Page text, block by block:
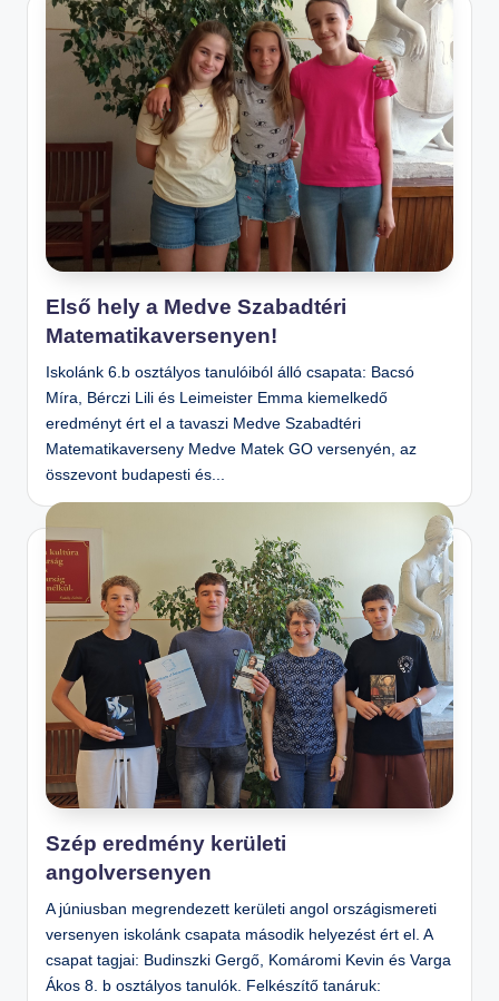
Első hely a Medve Szabadtéri
Matematikaversenyen!
Iskolánk 6.b osztályos tanulóiból álló csapata: Bacsó
Míra, Bérczi Lili és Leimeister Emma kiemelkedő
eredményt ért el a tavaszi Medve Szabadtéri
Matematikaverseny Medve Matek GO versenyén, az
összevont budapesti és...
Szép eredmény kerületi
angolversenyen
A júniusban megrendezett kerületi angol országismereti
versenyen iskolánk csapata második helyezést ért el. A
csapat tagjai: Budinszki Gergő, Komáromi Kevin és Varga
Ákos 8. b osztályos tanulók. Felkészítő tanáruk: